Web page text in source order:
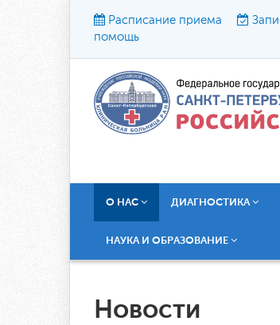
Расписание приема
помощь
О НАС ДИАГНОСТИКА
НАУКА И ОБРАЗОВАНИЕ
Новости